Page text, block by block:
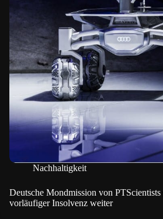
Nachhaltigkeit
Deutsche Mondmission von PTScientists
vorläufiger Insolvenz weiter